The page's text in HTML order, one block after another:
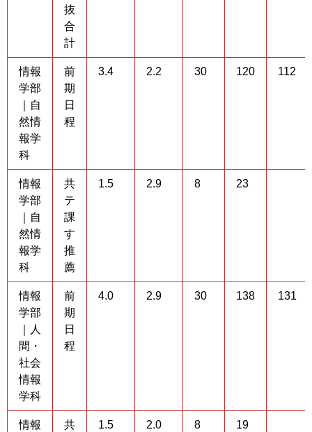
抜
合
計
情報
学部
｜自
然情
報学
科
前
期
日
程
3.4 2.2 30 120 112
情報
学部
｜自
然情
報学
科
共
テ
課
す
推
薦
1.5 2.9 8 23
情報
学部
｜人
間・
社会
情報
学科
前
期
日
程
4.0 2.9 30 138 131
情報
共
1.5 2.0 8 19